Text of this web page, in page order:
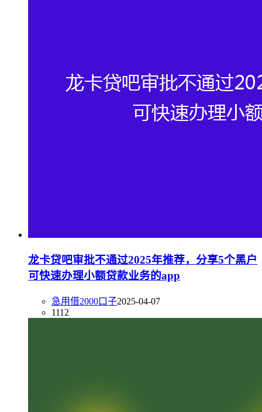
龙卡贷吧审批不通过2025年推荐，分享5个黑户
可快速办理小额贷款业务的app
急用借2000口子2025-04-07
1112